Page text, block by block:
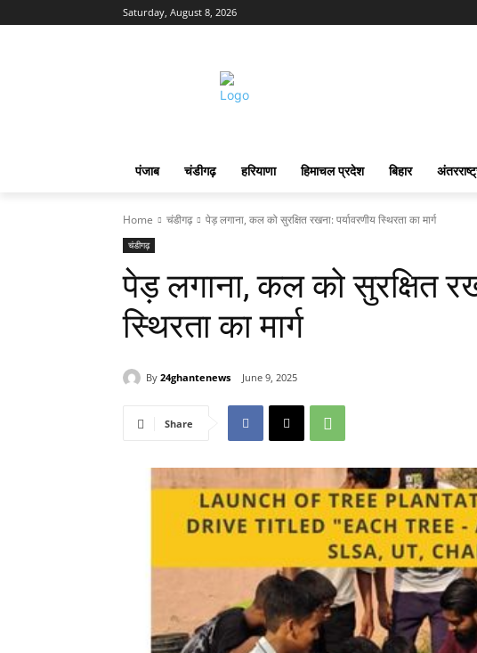
Saturday, August 8, 2026
पंजाब चंडीगढ़ हरियाणा हिमाचल प्रदेश बिहार
Home चंडीगढ़ पेड़ लगाना, कल को सुरक्षित रखना: पर्यावरणीय स्थिरता का मार्ग
चंडीगढ़
पेड़ लगाना, कल को सुरक्षित
स्थिरता का मार्ग
By 24ghantenews June 9, 2025
Share